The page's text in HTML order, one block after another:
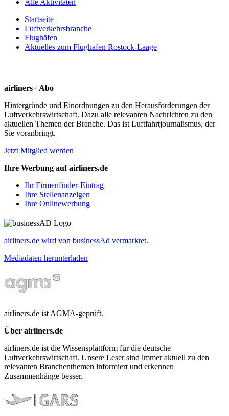
Startseite
Luftverkehrsbranche
Flughäfen
Aktuelles zum Flughafen Rostock-Laage
airliners+ Abo
Hintergründe und Einordnungen zu den Herausforderungen der
Luftverkehrswirtschaft. Dazu alle relevanten Nachrichten zu den
aktuellen Themen der Branche. Das ist Luftfahrtjournalismus, der
Sie voranbringt.
Jetzt Mitglied werden
Ihre Werbung auf airliners.de
Ihr Firmenfinder-Eintrag
Ihre Stellenanzeigen
Ihre Onlinewerbung
airliners.de wird von businessAd vermarktet.
Mediadaten herunterladen
airliners.de ist AGMA-geprüft.
Über airliners.de
airliners.de ist die Wissensplattform für die deutsche
Luftverkehrswirtschaft. Unsere Leser sind immer aktuell zu den
relevanten Branchenthemen informiert und erkennen
Zusammenhänge besser.